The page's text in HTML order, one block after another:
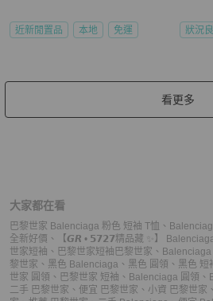
近新閒置品 本地 免運 狀況
看更多
大家都在看
巴黎世家 Balenciaga 粉色 短袖 T恤 、
全新好價 、 【𝙂𝙍 • 𝟱𝟳𝟮𝟳精品藏 ✨】
世家短袖 、 巴黎世家短袖 巴黎世家 、 Balenciaga
黎世家 、 黑色 Balenciaga 、 黑色 圓領 、 黑色 短
世家 圓領 、 巴黎世家 短袖 、 Balenciaga 圓領 、
二手 巴黎世家 、 便宜 巴黎世家 、 小資 巴黎世家 、